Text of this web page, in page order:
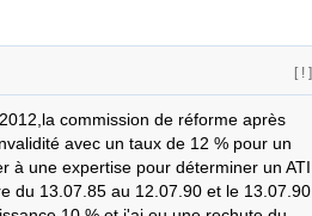
[ ! ]
commission de réforme après
avec un taux de 12 % pour un
à une expertise pour déterminer un ATI
du 13.07.85 au 12.07.90 et le 13.07.90